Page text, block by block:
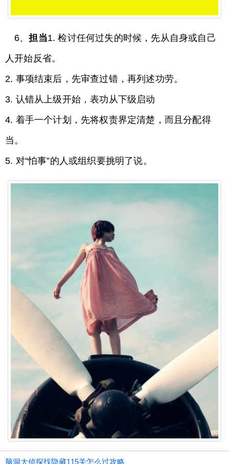
6、担当1. 检讨任何过失的时候，先从自身或自己
人开始反省。
2. 事项结束后，先审查过错，再列述功劳。
3. 认错从上级开始，表功从下级启动
4. 着手一个计划，先将权责界定清楚，而且分配得
当。
5. 对“怕事”的人或组织要挑明了说。
脑洞大侦探找隐藏115关怎么过攻略